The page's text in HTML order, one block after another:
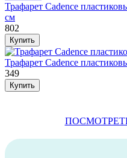
Трафарет Cadence
см
802
Трафарет Cadence
349